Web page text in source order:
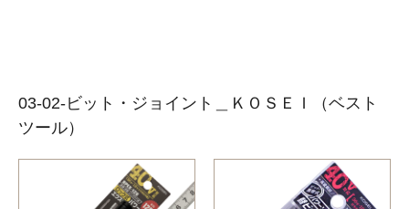
取扱メーカー
金井産業の強み
03-02-ビット・ジョイント＿ＫＯＳＥＩ（ベスト
ツール）